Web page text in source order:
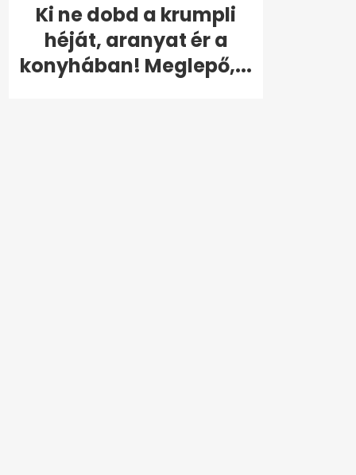
Ki ne dobd a krumpli
héját, aranyat ér a
konyhában! Meglepő,...